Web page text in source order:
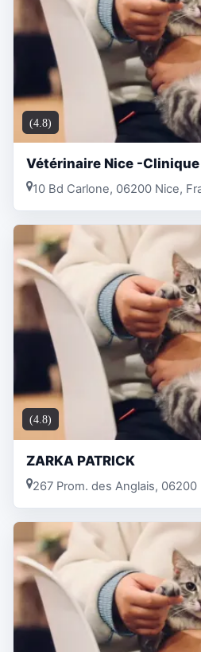
(4.8)
Vétérinaire Nice -
10 Bd Carlone, 06200 Nice,
(4.8)
ZARKA PATRICK
267 Prom. des Anglais, 06200